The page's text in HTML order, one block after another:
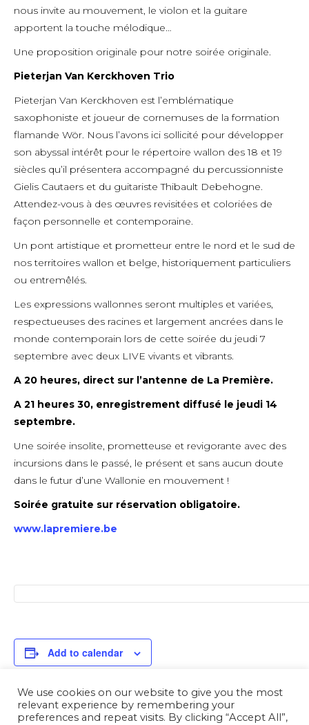
nous invite au mouvement, le violon et la guitare
apportent la touche mélodique…
Une proposition originale pour notre soirée originale.
Pieterjan Van Kerckhoven Trio
Pieterjan Van Kerckhoven est l’emblématique
saxophoniste et joueur de cornemuses de la formation
flamande Wör. Nous l’avons ici sollicité pour développer
son abyssal intérêt pour le répertoire wallon des 18 et 19
siècles qu’il présentera accompagné du percussionniste
Gielis Cautaers et du guitariste Thibault Debehogne.
Attendez-vous à des œuvres revisitées et coloriées de
façon personnelle et contemporaine.
Un pont artistique et prometteur entre le nord et le sud de
nos territoires wallon et belge, historiquement particuliers
ou entremêlés.
Les expressions wallonnes seront multiples et variées,
respectueuses des racines et largement ancrées dans le
monde contemporain lors de cette soirée du jeudi 7
septembre avec deux LIVE vivants et vibrants.
A 20 heures, direct sur l’antenne de La Première.
A 21 heures 30, enregistrement diffusé le jeudi 14
septembre.
Une soirée insolite, prometteuse et revigorante avec des
incursions dans le passé, le présent et sans aucun doute
dans le futur d’une Wallonie en mouvement !
Soirée gratuite sur réservation obligatoire.
www.lapremiere.be
Add to calendar
We use cookies on our website to give you the most
relevant experience by remembering your
preferences and repeat visits. By clicking “Accept All”,